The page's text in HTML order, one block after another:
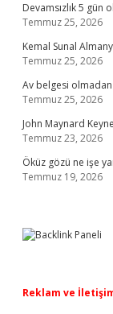
Devamsızlık 5 gün
Temmuz 25, 2026
Kemal Sunal
Temmuz 25, 2026
Av belgesi olmadan
Temmuz 25, 2026
John Maynard
Temmuz 23, 2026
Öküz gözü ne işe
Temmuz 19, 2026
Reklam ve